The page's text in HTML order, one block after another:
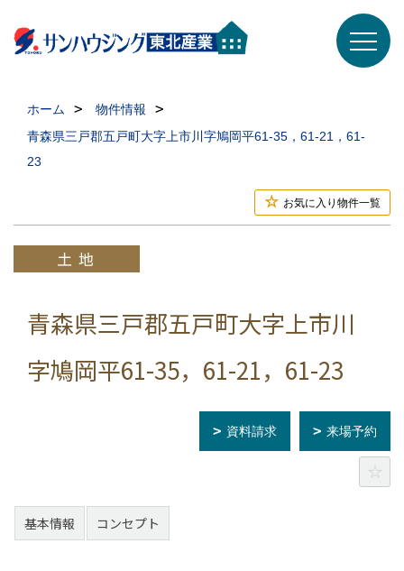
ホーム
物件情報
青森県三戸郡五戸町大字上市川字鳩岡平61-35，61-21，61-
23
お気に入り物件一覧
青森県三戸郡五戸町大字上市川
字鳩岡平61-35，61-21，61-23
資料請求 来場予約
基本情報 コンセプト